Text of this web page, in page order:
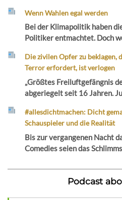
Wenn Wahlen egal werden
Bei der Klimapolitik haben
Politiker entmachtet. Doch
Die zivilen Opfer zu beklagen,
Terror erfordert, ist verlogen
„Größtes Freiluftgefängnis
abgeriegelt seit 16 Jahren.
#allesdichtmachen: Dicht
Schauspieler und die Realität
Bis zur vergangenen Nacht
Comedies seien das
Podcast